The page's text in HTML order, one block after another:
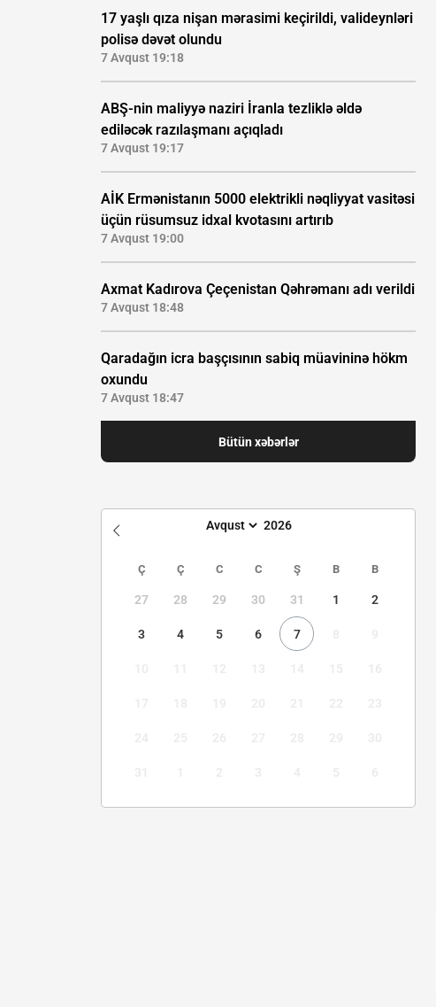
17 yaşlı qıza nişan mərasimi keçirildi, valideynləri
polisə dəvət olundu
7 Avqust 19:18
ABŞ-nin maliyyə naziri İranla tezliklə əldə
ediləcək razılaşmanı açıqladı
7 Avqust 19:17
AİK Ermənistanın 5000 elektrikli nəqliyyat vasitəsi
üçün rüsumsuz idxal kvotasını artırıb
7 Avqust 19:00
Axmat Kadırova Çeçenistan Qəhrəmanı adı verildi
7 Avqust 18:48
Qaradağın icra başçısının sabiq müavininə hökm
oxundu
7 Avqust 18:47
Bütün xəbərlər
Ç Ç C C Ş B B
27 28 29 30 31 1 2
3 4 5 6 7